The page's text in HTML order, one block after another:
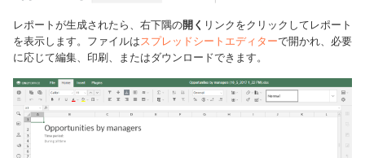
レポートが生成されたら、右下隅の開く リンクをクリックしてレポート
を表示します。ファイルはスプレッドシートエディターで開かれ、必要
に応じて編集、印刷、またはダウンロードできます。